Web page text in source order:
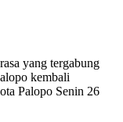
yang tergabung
kembali
Palopo Senin 26